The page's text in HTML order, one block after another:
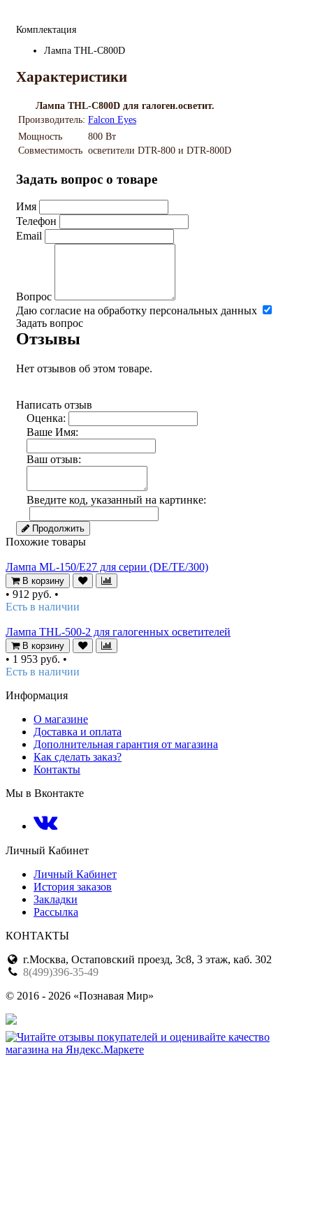
Комплектация
Лампа THL-C800D
Характеристики
Лампа THL-C800D для галоген.осветит.
Производитель: Falcon Eyes
Мощность
800 Вт
Совместимость осветители DTR-800 и DTR-800D
Задать вопрос о товаре
Имя
Телефон
Email
Вопрос
Даю согласие на обработку персональных данных
Задать вопрос
Отзывы
Нет отзывов об этом товаре.
Написать отзыв
Оценка:
Ваше Имя:
Ваш отзыв:
Введите код, указанный на картинке:
Продолжить
Похожие товары
Лампа ML-150/E27 для серии (DE/TE/300)
В корзину
• 912 руб. •
Есть в наличии
Лампа THL-500-2 для галогенных осветителей
В корзину
• 1 953 руб. •
Есть в наличии
Информация
О магазине
Доставка и оплата
Дополнительная гарантия от магазина
Как сделать заказ?
Контакты
Мы в Вконтакте
Личный Кабинет
Личный Кабинет
История заказов
Закладки
Рассылка
КОНТАКТЫ
г.Москва, Остаповский проезд, 3с8, 3 этаж, каб. 302
8(499)396-35-49
© 2016 - 2026 «Познавая Мир»